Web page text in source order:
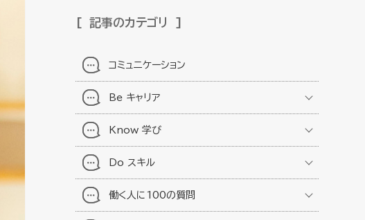
記事のカテゴリ
コミュニケーション
Be キャリア
Know 学び
Do スキル
働く人に100の質問